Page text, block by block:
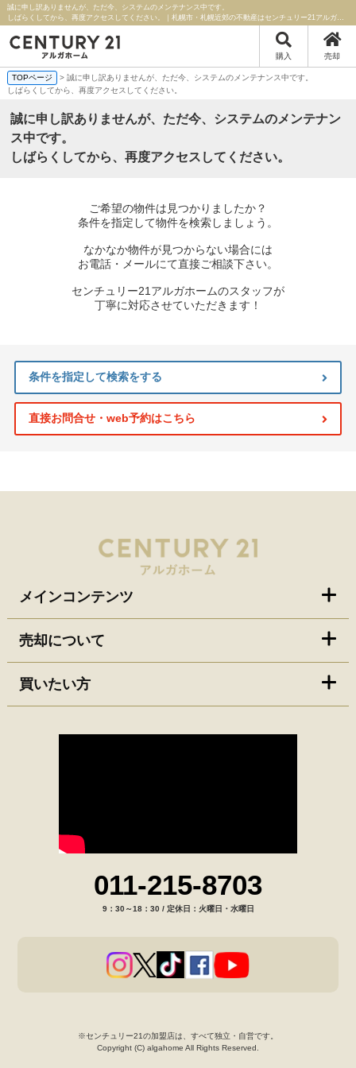
誠に申し訳ありませんが、ただ今、システムのメンテナンス中です。
しばらくしてから、再度アクセスしてください。｜札幌市・札幌近郊の不動産はセンチュリー21アルガホーム
購入 売却
TOPページ
> 誠に申し訳ありませんが、ただ今、システムのメンテナンス中です。
しばらくしてから、再度アクセスしてください。
誠に申し訳ありませんが、ただ今、システムのメンテナン
ス中です。
しばらくしてから、再度アクセスしてください。
ご希望の物件は見つかりましたか？
条件を指定して物件を検索しましょう。
なかなか物件が見つからない場合には
お電話・メールにて直接ご相談下さい。
センチュリー21アルガホームのスタッフが
丁寧に対応させていただきます！
条件を指定して検索をする
直接お問合せ・web予約はこちら
メインコンテンツ
売却について
買いたい方
011-215-8703
9：30～18：30 / 定休日：火曜日・水曜日
※センチュリー21の加盟店は、すべて独立・自営です。
Copyright (C) algahome All Rights Reserved.